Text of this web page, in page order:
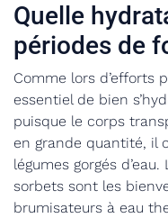
Quelle
périodes de
Comme lors d’efforts
essentiel de bien
puisque le corps
en grande quantité, il
légumes gorgés
sorbets sont les
brumisateurs à eau